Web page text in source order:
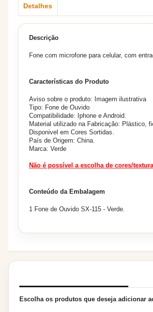
Detalhes
Descrição
Fone com microfone para celular, com
Características do Produto
Aviso sobre o produto: Imagem ilustrativa
Tipo: Fone de Ouvido
Compatibilidade: Iphone e Android.
Material utilizado na Fabricação: Plástico,
Disponivel em Cores Sortidas.
País de Origem: China.
Marca: Verde
Não é possível a escolha de cores/
Conteúdo da Embalagem
1 Fone de Ouvido SX-115 - Verde.
Escolha os produtos que deseja adicionar